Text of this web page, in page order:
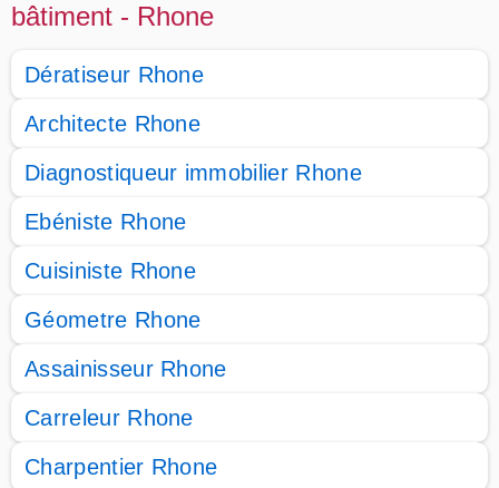
bâtiment - Rhone
Dératiseur Rhone
Architecte Rhone
Diagnostiqueur immobilier Rhone
Ebéniste Rhone
Cuisiniste Rhone
Géometre Rhone
Assainisseur Rhone
Carreleur Rhone
Charpentier Rhone